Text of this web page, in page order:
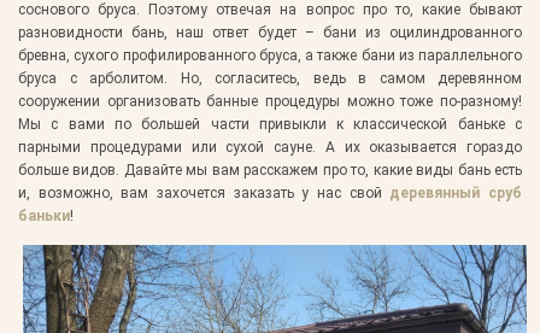
соснового бруса. Поэтому отвечая на вопрос про то, какие бывают
разновидности бань, наш ответ будет – бани из оцилиндрованного
бревна, сухого профилированного бруса, а также бани из параллельного
бруса с арболитом. Но, согласитесь, ведь в самом деревянном
сооружении организовать банные процедуры можно тоже по-разному!
Мы с вами по большей части привыкли к классической баньке с
парными процедурами или сухой сауне. А их оказывается гораздо
больше видов. Давайте мы вам расскажем про то, какие виды бань есть
и, возможно, вам захочется заказать у нас свой деревянный сруб
баньки!